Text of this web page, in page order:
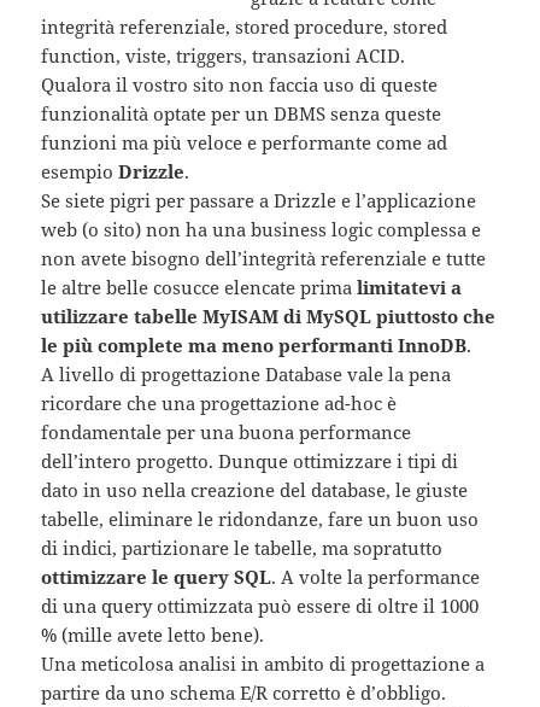
integrità referenziale, stored procedure, stored
function, viste, triggers, transazioni ACID.
Qualora il vostro sito non faccia uso di queste
funzionalità optate per un DBMS senza queste
funzioni ma più veloce e performante come ad
esempioDrizzle.
Se siete pigri per passare a Drizzle e l’applicazione
web (o sito) non ha una business logic complessa e
non avete bisogno dell’integrità referenziale e tutte
le altre belle cosucce elencate primalimitatevi a
utilizzare tabelle MyISAM di MySQL piuttosto che
le più complete ma meno performanti InnoDB.
A livello di progettazione Database vale la pena
ricordare che una progettazione ad-hoc è
fondamentale per una buona performance
dell’intero progetto. Dunque ottimizzare i tipi di
dato in uso nella creazione del database, le giuste
tabelle, eliminare le ridondanze, fare un buon uso
di indici, partizionare le tabelle, ma sopratutto
ottimizzare le query SQL. A volte la performance
di una query ottimizzata può essere di oltre il 1000
% (mille avete letto bene).
Una meticolosa analisi in ambito di progettazione a
partire da uno schema E/R corretto è d’obbligo.